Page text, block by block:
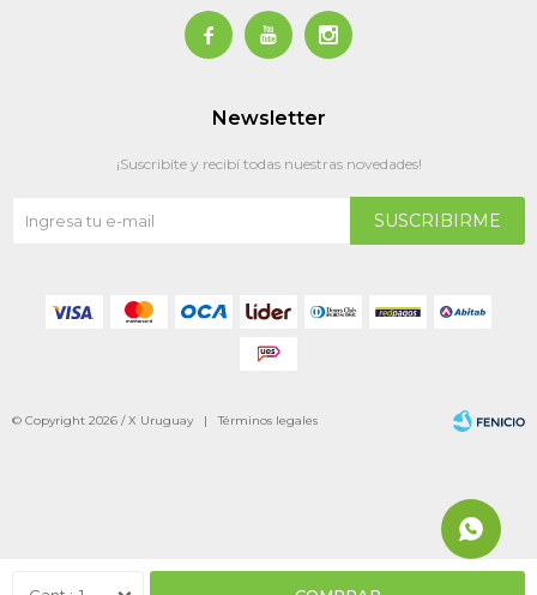
  
Newsletter
¡Suscribite y recibí todas nuestras novedades!
SUSCRIBIRME
© Copyright 2026 / X Uruguay |Términos legales